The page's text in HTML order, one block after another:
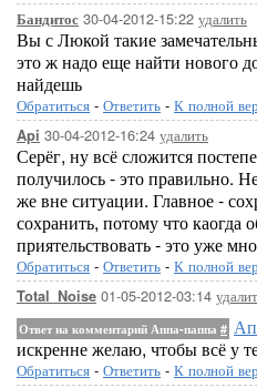
Бандитос 30-04-2012-15:22 удалить
Вы с Люкой такие
это ж надо еще найти нового
найдешь
Обратиться - Ответить - К полной
Api 30-04-2012-16:24 удалить
Серёг, ну всё сложится
получилось - это правильно.
же вне ситуации. Главное -
сохранить, потому что каогда
приятельствовать - это уже
Обратиться - Ответить - К полной
Total_Noise 01-05-2012-03:14
Ответ на комментарий Аппа-паппа #
искренне желаю, чтобы всё у
Обратиться - Ответить - К полной